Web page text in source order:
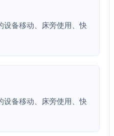
设备移动、床旁使用、快
设备移动、床旁使用、快